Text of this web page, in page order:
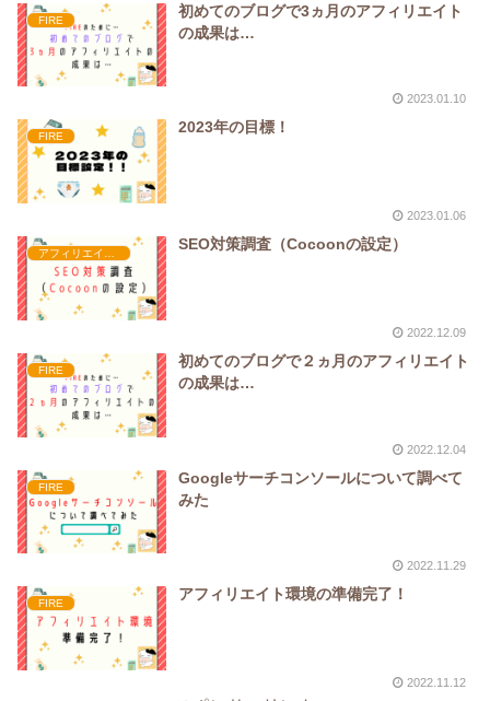
FIRE
初めてのブログで3ヵ月のアフィリエイト
の成果は…
2023.01.10
FIRE
2023年の目標！
2023.01.06
SEO対策調査（Cocoonの設定）
2022.12.09
FIRE
初めてのブログで２ヵ月のアフィリエイト
の成果は…
2022.12.04
FIRE
Googleサーチコンソールについて調べて
みた
2022.11.29
FIRE
アフィリエイト環境の準備完了！
2022.11.12